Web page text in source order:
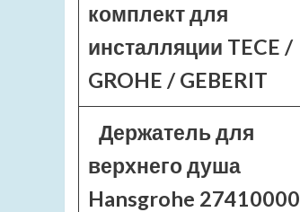
комплект для
инсталляции TECE /
GROHE / GEBERIT
Держатель для
верхнего душа
Hansgrohe 27410000